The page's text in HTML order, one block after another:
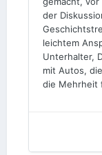
der
leichtem
Unterhalter,
mit Autos,
die Mehrheit